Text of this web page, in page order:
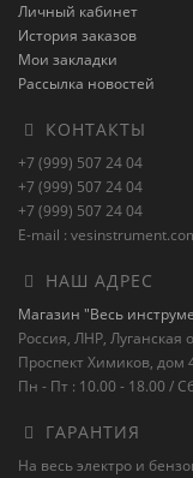
Личный кабинет
История заказов
Мои закладки
Рассылка новостей
КОНТАКТЫ
+7 (999) 507 24 04
+7 (999) 507 24 04
+7 (999) 507 24 04
E-mail :
НАШ АДРЕС
Магазин "Весь
Россия, ЛНР, Луганская
Проспект Химиков, дом
Пн - Пт : 10.00 - 18.00 /
ГАРАНТИЯ
На весь электро и